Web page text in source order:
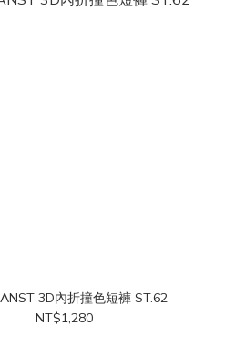
"現貨" ANST 3D內折撞色短褲 ST.62
NT$1,280